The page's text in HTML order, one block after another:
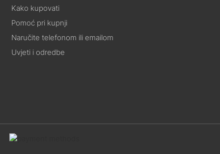
Kako kupovati
Pomoć pri kupnji
Naručite telefonom ili emailom
Uvjeti i odredbe